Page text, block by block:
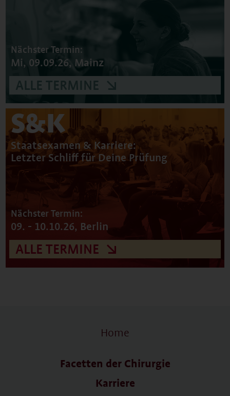
Nächster Termin:
ALLE TERMINE ↘
S&K
Staatsexamen & Karriere:
Letzter Schliff für Deine Prüfung
Nächster Termin:
ALLE TERMINE ↘
Home
Facetten der Chirurgie
Karriere